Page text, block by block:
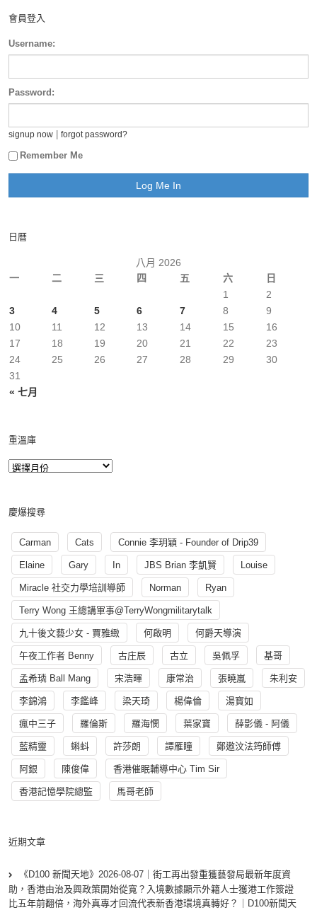
會員登入
Username:
Password:
signup now forgot password?
Remember Me
日曆
八月 2026
一
二 三 四 五 六 日
« 七月
1
2
3
4 5 6 7 8
9
10
11 12 13 14 15
16
17
18 19 20 21 22
23
24
25 26 27 28 29
30
31
重溫庫
慶爆搜尋
Carman Cats Connie 李玥穎 - Founder of Drip39
Elaine Gary In JBS Brian 李凱賢 Louise
Miracle 社交力學培訓導師 Norman Ryan
Terry Wong 王總講軍事@TerryWongmilitarytalk
九十後文藝少女 - 賈雅緻 何啟明 何爵天導演
午夜工作者 Benny 古庄辰 古立 吳佩孚 基哥
孟希璘 Ball Mang 宋浩暉 康常治 張曉嵐 朱利安
李錦鴻 李鑑峰 梁天琦 楊偉倫 湯寳如
瘋中三子 羅倫斯 羅海憫 葉家寶 薛影儀 - 阿儀
藍精靈 蝌蚪 許莎朗 譚雁瞳 鄭遨汶法筠師傅
阿銀 陳俊偉 香港催眠輔導中心 Tim Sir
香港記憶學院總監 馬哥老師
近期文章
《D100 新聞天地》2026-08-07｜街工再出發重獲藝發局最新年度資
助，香港由治及興政策開始從寬？入境數據顯示外籍人士獲港工作簽證
比五年前翻倍，海外真專才回流代表新香港環境真轉好？｜D100新聞天